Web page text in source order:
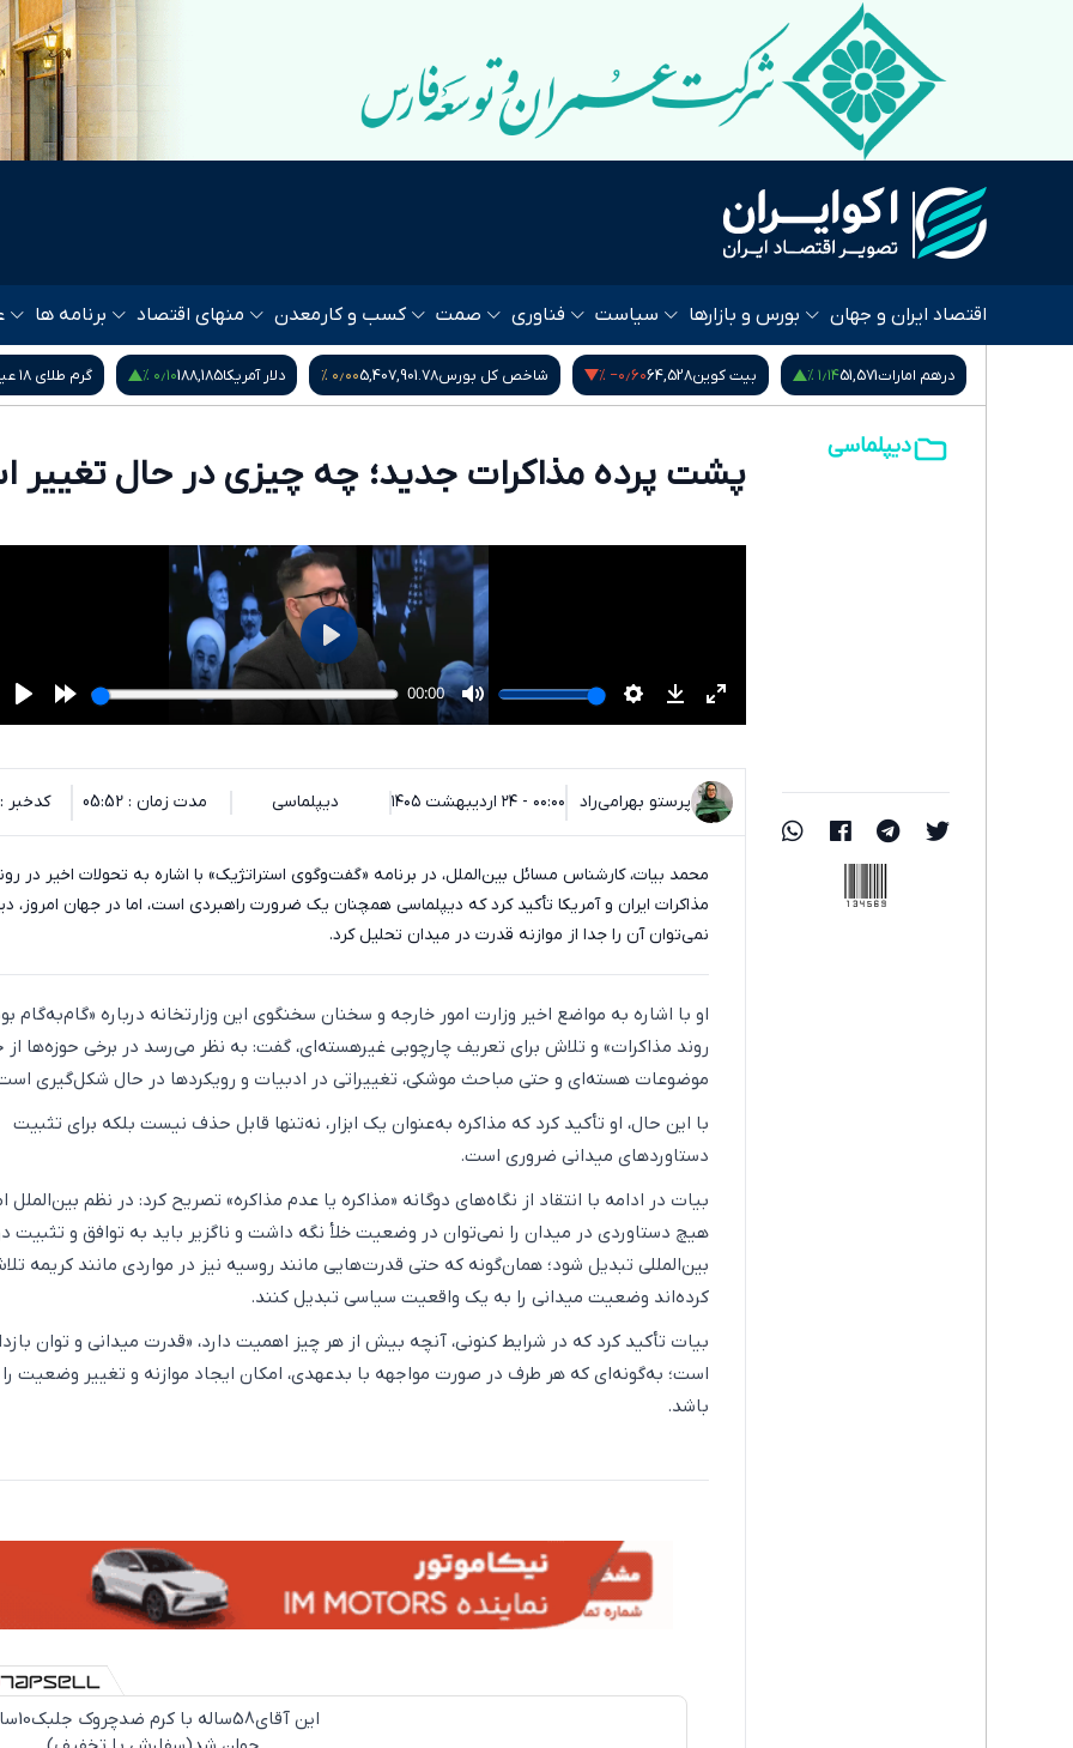
اقتصاد ایران و جهان بورس و بازارها سیاست فناوری صمت کسب و کار معدن منهای اقتصاد برنامه ها
درهم امارات51,571۱٫۱۴ % بیت کوین64,528‎−۰٫۶۰ % شاخص کل بورس5,407,901.78۰٫۰۰ % دلار آمریکا188,185۰٫۱۰ % گرم طلای ۱۸ عیار
دیپلماسی
پشت پرده مذاکرات جدید؛ چه چیزی در حال تغییر
پرستو بهرامی‌راد ۰۰:۰۰ - ۲۴ اردیبهشت ۱۴۰۵ دیپلماسی مدت زمان : 05:52 کدخبر : 134569
محمد بیات، کارشناس مسائل بین‌الملل، در برنامه «گفت‌وگوی استراتژیک» با اشاره به تحولات اخیر در
مذاکرات ایران و آمریکا تأکید کرد که دیپلماسی همچنان یک ضرورت راهبردی است، اما در جهان امروز،
نمی‌توان آن را جدا از موازنه قدرت در میدان تحلیل کرد.
او با اشاره به مواضع اخیر وزارت امور خارجه و سخنان سخنگوی این وزارتخانه درباره «گام‌به‌گام
روند مذاکرات» و تلاش برای تعریف چارچوبی غیرهسته‌ای، گفت: به نظر می‌رسد در برخی حوزه‌ها از
موضوعات هسته‌ای و حتی مباحث موشکی، تغییراتی در ادبیات و رویکردها در حال شکل‌گیری
با این حال، او تأکید کرد که مذاکره به‌عنوان یک ابزار، نه‌تنها قابل حذف نیست بلکه برای تثبیت
دستاوردهای میدانی ضروری است.
بیات در ادامه با انتقاد از نگاه‌های دوگانه «مذاکره یا عدم مذاکره» تصریح کرد: در نظم بین‌الملل
هیچ دستاوردی در میدان را نمی‌توان در وضعیت خلأ نگه داشت و ناگزیر باید به توافق و تثبیت
بین‌المللی تبدیل شود؛ همان‌گونه که حتی قدرت‌هایی مانند روسیه نیز در مواردی مانند کریمه
کرده‌اند وضعیت میدانی را به یک واقعیت سیاسی تبدیل کنند.
بیات تأکید کرد که در شرایط کنونی، آنچه بیش از هر چیز اهمیت دارد، «قدرت میدانی و توان
است؛ به‌گونه‌ای که هر طرف در صورت مواجهه با بدعهدی، امکان ایجاد موازنه و تغییر وضعیت
باشد.
این آقای58ساله